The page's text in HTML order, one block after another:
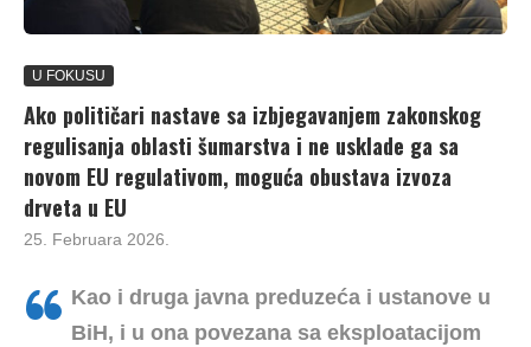
U FOKUSU
Ako političari nastave sa izbjegavanjem zakonskog
regulisanja oblasti šumarstva i ne usklade ga sa
novom EU regulativom, moguća obustava izvoza
drveta u EU
25. Februara 2026.
Kao i druga javna preduzeća i ustanove u
BiH, i u ona povezana sa eksploatacijom